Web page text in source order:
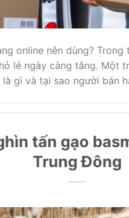
online nên dùng?
lẻ ngày càng tăng. Một
là gì và tại sao người bán
tấn gạo
Trung Đông